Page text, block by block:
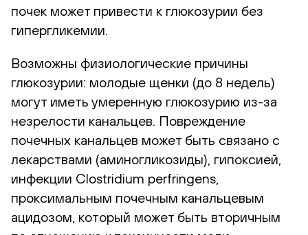
почек может привести к глюкозурии без
гипергликемии.
Возможны физиологические причины
глюкозурии: молодые щенки (до 8 недель)
могут иметь умеренную глюкозурию из-за
незрелости канальцев. Повреждение
почечных канальцев может быть связано с
лекарствами (аминогликозиды), гипоксией,
инфекции Clostridium perfringens,
проксимальным почечным канальцевым
ацидозом, который может быть вторичным